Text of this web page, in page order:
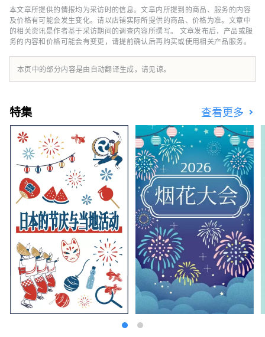
水果，无论甜度、香气还是风味，都是最高品质
的。 您可以品尝白桃、麝香葡萄、先锋葡萄等
时令水果！ 冈山还拥有世界级的旅游景点，包
括冈山城、日本三大名园之一的冈山后乐园以及
拥有历史、文化和艺术的仓敷美观地区！
本文章所提供的情报均为采访时的信息。文章内所提到的商品、服务的内容
及价格有可能会发生变化。请以店铺实际所提供的商品、价格为准。文章中
的相关资讯是作者基于采访期间的调查内容所撰写。 文章发布后，产品或服
务的内容和价格可能会有变更，请提前确认后再购买或使用相关产品服务。
本页中的部分内容是由自动翻译生成，请见谅。
特集 查看更多